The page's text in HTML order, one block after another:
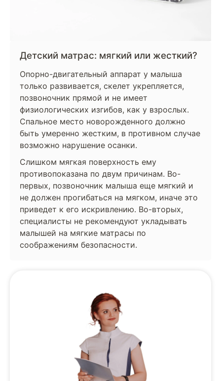
Детский матрас: мягкий или жесткий?
Опорно-двигательный аппарат у малыша
только развивается, скелет укрепляется,
позвоночник прямой и не имеет
физиологических изгибов, как у взрослых.
Спальное место новорожденного должно
быть умеренно жестким, в противном случае
возможно нарушение осанки.
Слишком мягкая поверхность ему
противопоказана по двум причинам. Во-
первых, позвоночник малыша еще мягкий и
не должен прогибаться на мягком, иначе это
приведет к его искривлению. Во-вторых,
специалисты не рекомендуют укладывать
малышей на мягкие матрасы по
соображениям безопасности.